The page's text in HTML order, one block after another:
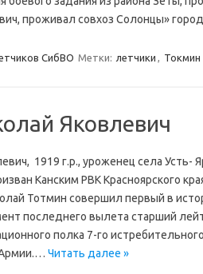
проживал совхоз Солонцы» город
СибВО Метки: летчики , Токмин
Яковлевич
1919 г.р., уроженец села Усть-
Канским РВК Красноярского
Тотмин совершил первый в
последнего вылета старший
полка 7-го
Читать далее »